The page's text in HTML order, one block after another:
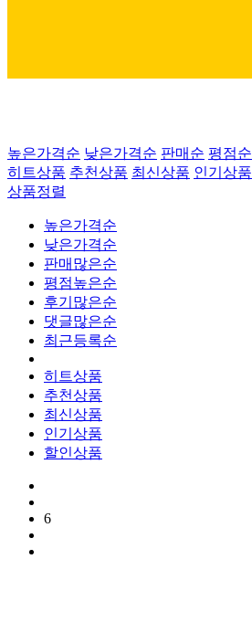
높은가격순 낮은가격순 판매순 평점순
히트상품 추천상품 최신상품 인기상품
상품정렬
높은가격순
낮은가격순
판매많은순
평점높은순
후기많은순
댓글많은순
최근등록순
히트상품
추천상품
최신상품
인기상품
할인상품
6